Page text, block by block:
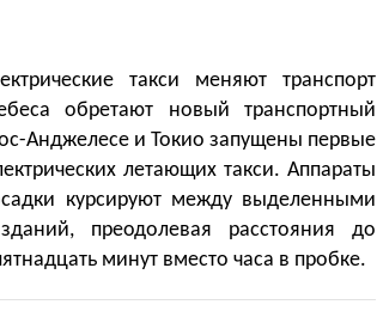
такси меняют транспорт
обретают новый транспортный
Анджелесе и Токио запущены первые
летающих такси. Аппараты
курсируют между выделенными
преодолевая расстояния до
минут вместо часа в пробке.